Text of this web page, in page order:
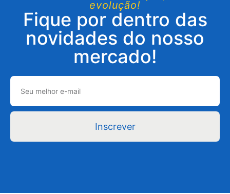
evolução!
Fique por dentro das
novidades do nosso
mercado!
Inscrever